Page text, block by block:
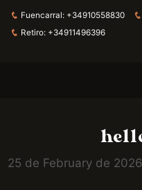
Fuencarral: +34910558830
Retiro: +34911496396
25 de February de 2026